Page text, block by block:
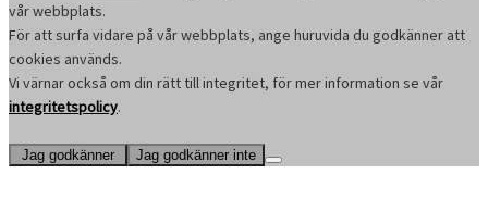
vår webbplats.
För att surfa vidare på vår webbplats, ange huruvida du godkänner att
cookies används.
Vi värnar också om din rätt till integritet, för mer information se vår
integritetspolicy.
Jag godkänner Jag godkänner inte